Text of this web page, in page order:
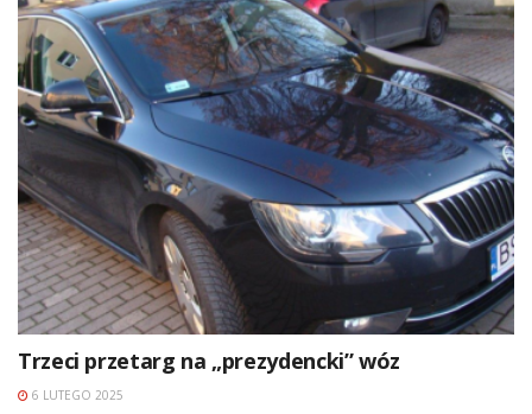
Trzeci przetarg na „prezydencki” wóz
6 LUTEGO 2025